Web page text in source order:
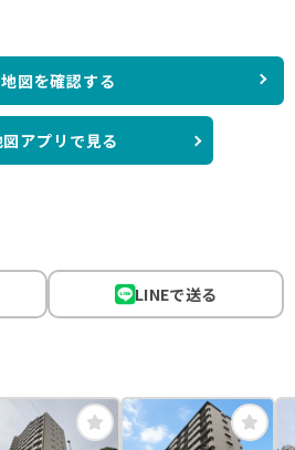
図を確認する
図アプリで見る
LINEで送る